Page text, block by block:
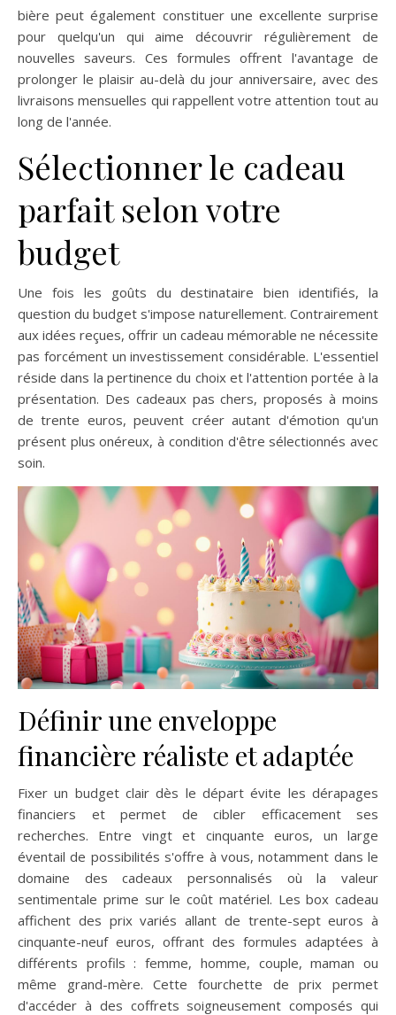
bière peut également constituer une excellente surprise
pour quelqu'un qui aime découvrir régulièrement de
nouvelles saveurs. Ces formules offrent l'avantage de
prolonger le plaisir au-delà du jour anniversaire, avec des
livraisons mensuelles qui rappellent votre attention tout au
long de l'année.
Sélectionner le cadeau
parfait selon votre
budget
Une fois les goûts du destinataire bien identifiés, la
question du budget s'impose naturellement. Contrairement
aux idées reçues, offrir un cadeau mémorable ne nécessite
pas forcément un investissement considérable. L'essentiel
réside dans la pertinence du choix et l'attention portée à la
présentation. Des cadeaux pas chers, proposés à moins
de trente euros, peuvent créer autant d'émotion qu'un
présent plus onéreux, à condition d'être sélectionnés avec
soin.
Définir une enveloppe
financière réaliste et adaptée
Fixer un budget clair dès le départ évite les dérapages
financiers et permet de cibler efficacement ses
recherches. Entre vingt et cinquante euros, un large
éventail de possibilités s'offre à vous, notamment dans le
domaine des cadeaux personnalisés où la valeur
sentimentale prime sur le coût matériel. Les box cadeau
affichent des prix variés allant de trente-sept euros à
cinquante-neuf euros, offrant des formules adaptées à
différents profils : femme, homme, couple, maman ou
même grand-mère. Cette fourchette de prix permet
d'accéder à des coffrets soigneusement composés qui